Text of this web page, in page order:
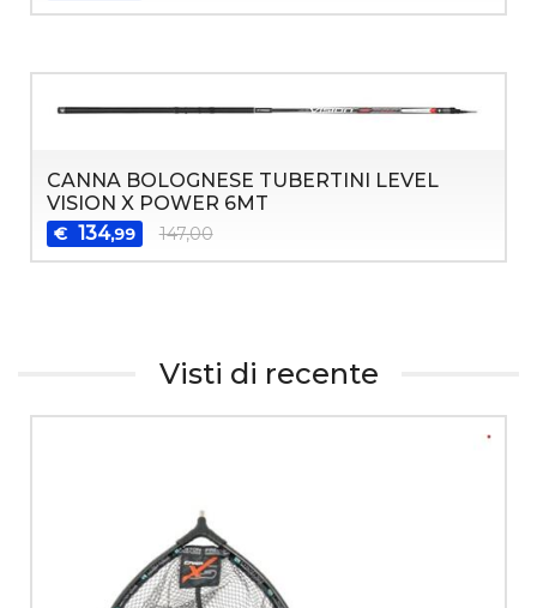
CANNA BOLOGNESE TUBERTINI LEVEL
VISION X POWER 6MT
€ 134,99 147,00
Visti di recente